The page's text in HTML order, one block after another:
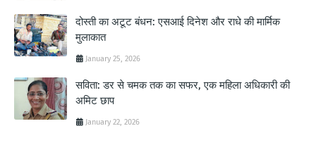
दोस्ती का अटूट बंधन: एसआई दिनेश और राधे की मार्मिक
मुलाकात
January 25, 2026
सविता: डर से चमक तक का सफर, एक महिला अधिकारी की
अमिट छाप
January 22, 2026